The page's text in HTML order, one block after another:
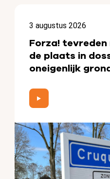
3 augustus 2026
Forza!
de plaats in
oneigenlijk